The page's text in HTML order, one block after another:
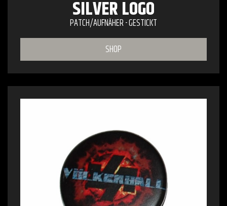
SILVER LOGO
PATCH/AUFNÄHER - GESTICKT
SHOP